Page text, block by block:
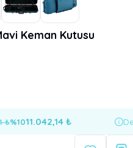
Keman Kutusu
₺%1011.042,14 ₺